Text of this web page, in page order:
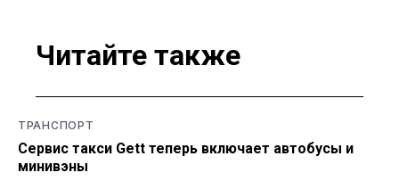
Читайте также
ТРАНСПОРТ
Сервис такси Gett теперь включает автобусы и
минивэны